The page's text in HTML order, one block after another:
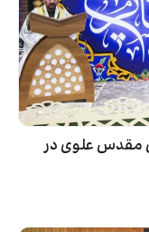
مقدس علوی در